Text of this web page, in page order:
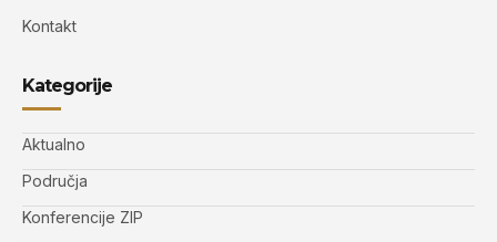
Kontakt
Kategorije
Aktualno
Područja
Konferencije ZIP